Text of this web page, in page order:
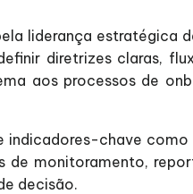
liderança estratégica
diretrizes claras,
aos processos de
chave
monitoramento,
decisão.